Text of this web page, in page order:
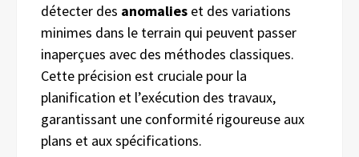
détecter des anomalies et des variations
minimes dans le terrain qui peuvent passer
inaperçues avec des méthodes classiques.
Cette précision est cruciale pour la
planification et l’exécution des travaux,
garantissant une conformité rigoureuse aux
plans et aux spécifications.